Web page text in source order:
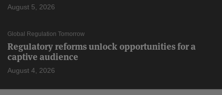
August 5, 2026
Global Regulation Tomorrow
Regulatory reforms unlock opportunities for a
captive audience
August 4, 2026